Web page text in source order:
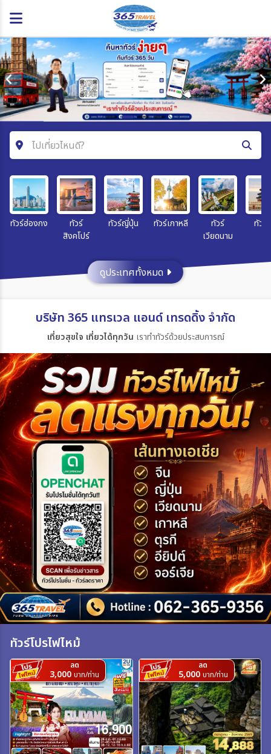
ไปเที่ยวไหนดี?
ค้นหาโปรแกรมทัวร์
คำค้นหา
สายการบิน
ตั้งแต่วันที่
ถึงวันที่
เฉพาะเดือน
เฉพาะเทศกาล
ระหว่าง
ค้นหา
ทัวร์ฮ่องกง
ทัวร์
สิงคโปร์
ทัวร์ญี่ปุ่น ทัวร์เกาหลี
ทัวร์
เวียดนาม
ทัวร์
ดูประเทศทั้งหมด
บริษัท 365 แทรเวล แอนด์ เทรดดิ้ง จำกัด
เที่ยวสุขใจ เที่ยวได้ทุกวัน เราทำทัวร์ด้วยประสบการณ์
ทัวร์โปรไฟไหม้
ลด
3,000 บาท/ท่าน
ลด
5,000 บาท/ท่าน